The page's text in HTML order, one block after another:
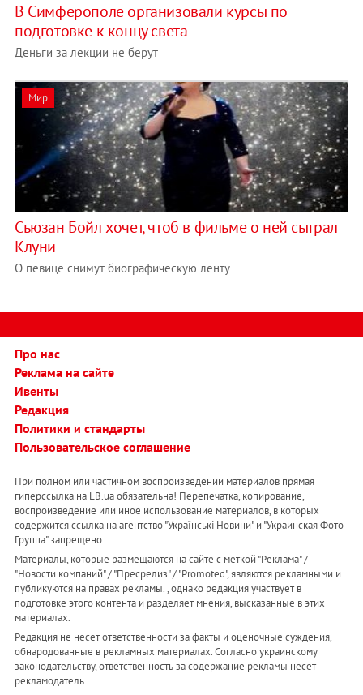
В Симферополе организовали курсы по
подготовке к концу света
Деньги за лекции не берут
Мир
Сьюзан Бойл хочет, чтоб в фильме о ней сыграл
Клуни
О певице снимут биографическую ленту
Про нас
Реклама на сайте
Ивенты
Редакция
Политики и стандарты
Пользовательское соглашение
При полном или частичном воспроизведении материалов прямая
гиперссылка на LB.ua обязательна! Перепечатка, копирование,
воспроизведение или иное использование материалов, в которых
содержится ссылка на агентство "Українськi Новини" и "Украинская Фото
Группа" запрещено.
Материалы, которые размещаются на сайте с меткой "Реклама" /
"Новости компаний" / "Пресрелиз" / "Promoted", являются рекламными и
публикуются на правах рекламы. , однако редакция участвует в
подготовке этого контента и разделяет мнения, высказанные в этих
материалах.
Редакция не несет ответственности за факты и оценочные суждения,
обнародованные в рекламных материалах. Согласно украинскому
законодательству, ответственность за содержание рекламы несет
рекламодатель.